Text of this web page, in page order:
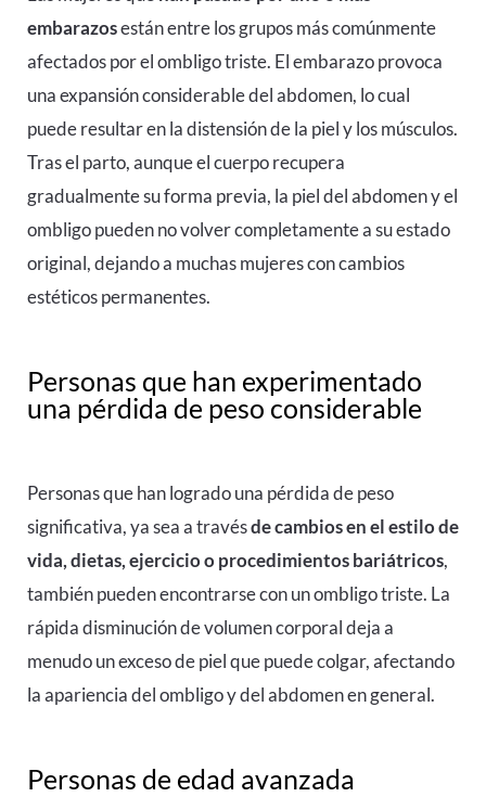
embarazosestán entre los grupos más comúnmente
afectados por el ombligo triste. El embarazo provoca
una expansión considerable del abdomen, lo cual
puede resultar en la distensión de la piel y los músculos.
Tras el parto, aunque el cuerpo recupera
gradualmente su forma previa, la piel del abdomen y el
ombligo pueden no volver completamente a su estado
original, dejando a muchas mujeres con cambios
estéticos permanentes.
Personas que han experimentado
una pérdida de peso considerable
Personas que han logrado una pérdida de peso
significativa, ya sea a travésde cambios en el estilo de
vida, dietas, ejercicio o procedimientos bariátricos,
también pueden encontrarse con un ombligo triste. La
rápida disminución de volumen corporal deja a
menudo un exceso de piel que puede colgar, afectando
la apariencia del ombligo y del abdomen en general.
Personas de edad avanzada